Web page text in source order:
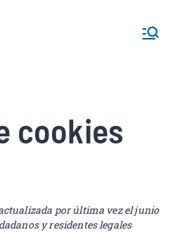
Shackletonb
cookies
por última vez el junio
y residentes legales